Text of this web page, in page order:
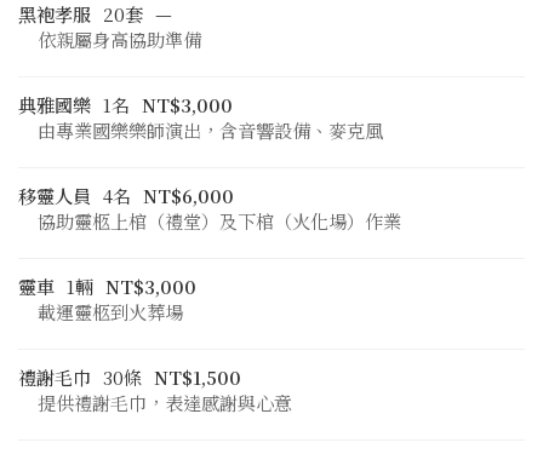
黑袍孝服 20套 —
依親屬身高協助準備
典雅國樂 1名 NT$3,000
由專業國樂樂師演出，含音響設備、麥克風
移靈人員 4名 NT$6,000
協助靈柩上棺（禮堂）及下棺（火化場）作業
靈車 1輛 NT$3,000
載運靈柩到火葬場
禮謝毛巾 30條 NT$1,500
提供禮謝毛巾，表達感謝與心意